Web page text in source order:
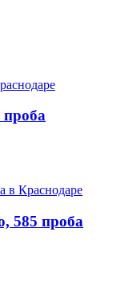
проба
585 проба